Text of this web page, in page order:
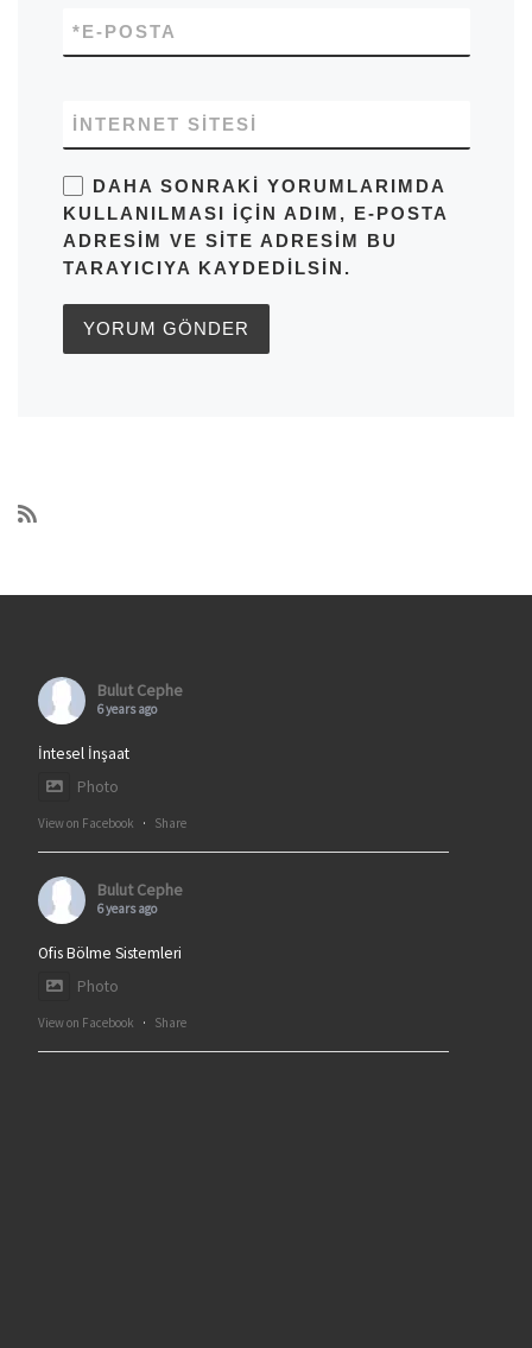
E-POSTA
*
İNTERNET SITESI
DAHA SONRAKI YORUMLARIMDA
KULLANILMASI IÇIN ADIM, E-POSTA
ADRESIM VE SITE ADRESIM BU
TARAYICIYA KAYDEDILSIN.
Bulut Cephe
6 years ago
İntesel İnşaat
Photo
View on Facebook · Share
Bulut Cephe
6 years ago
Ofis Bölme Sistemleri
Photo
View on Facebook · Share